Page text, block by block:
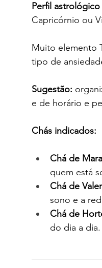
Perfil
Capricórnio ou
Muito elemento
tipo de
Sugestão:
e de horário e
Chás indicados:
Chá de
quem está
Chá de
sono e a
Chá de
do dia a dia.